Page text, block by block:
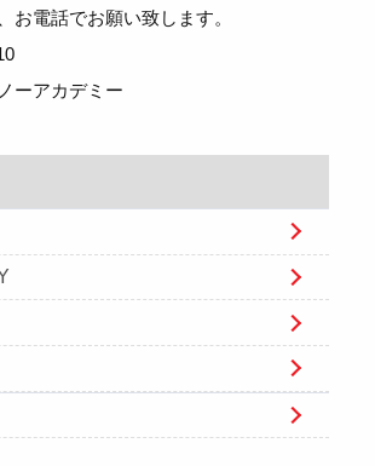
お電話でお願い致します。
ーアカデミー